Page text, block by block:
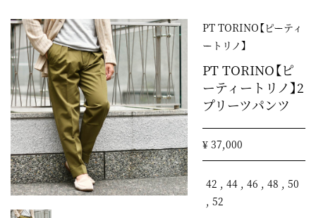
PT TORINO【ピーティ
ートリノ】
PT TORINO【ピ
ーティートリノ】2
プリーツパンツ
¥ 37,000
42 , 44 , 46 , 48 , 50
, 52